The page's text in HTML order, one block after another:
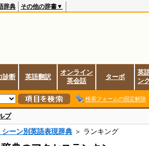
辞典 その他の辞書▼
診断 英語翻訳
オンライン
英会話
ターボ
英
ン
検索フォームの固定解除
プ
シーン別英語表現辞典 ＞ ランキング